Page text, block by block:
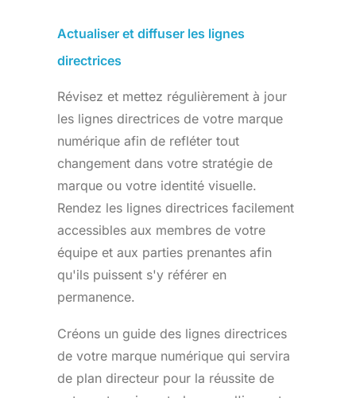
Actualiser et diffuser les lignes
directrices
Révisez et mettez régulièrement à jour
les lignes directrices de votre marque
numérique afin de refléter tout
changement dans votre stratégie de
marque ou votre identité visuelle.
Rendez les lignes directrices facilement
accessibles aux membres de votre
équipe et aux parties prenantes afin
qu'ils puissent s'y référer en
permanence.
Créons un guide des lignes directrices
de votre marque numérique qui servira
de plan directeur pour la réussite de